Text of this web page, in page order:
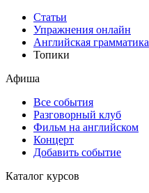
Статьи
Упражнения онлайн
Английская грамматика
Топики
Афиша
Все события
Разговорный клуб
Фильм на английском
Концерт
Добавить событие
Каталог курсов